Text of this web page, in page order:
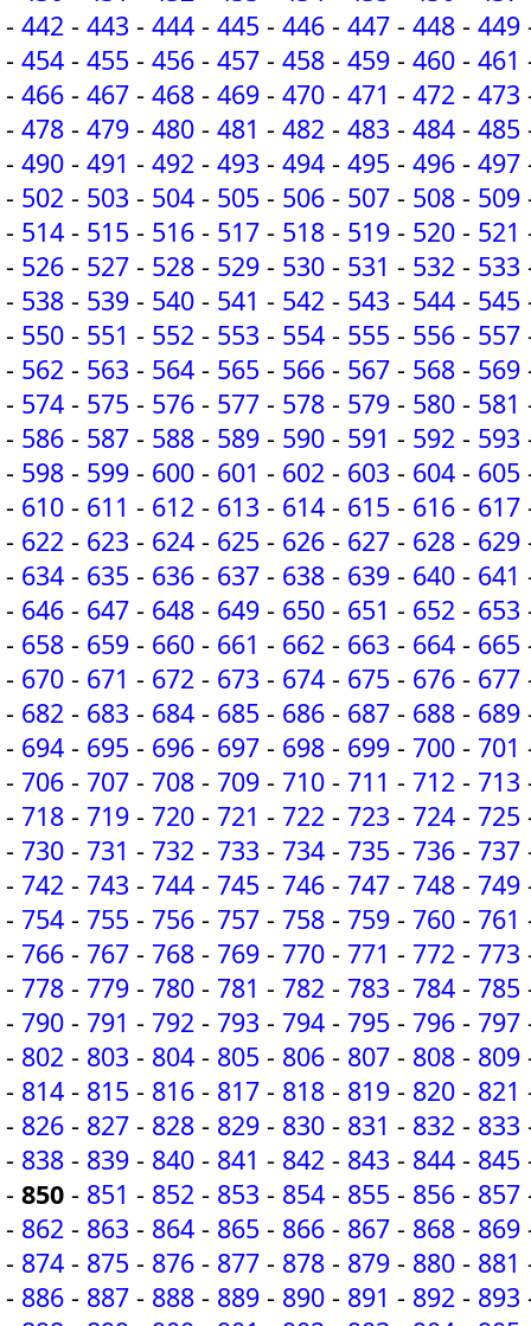
- 442 - 443 - 444 - 445 - 446 - 447 - 448 - 449
- 454 - 455 - 456 - 457 - 458 - 459 - 460 - 461
- 466 - 467 - 468 - 469 - 470 - 471 - 472 - 473
- 478 - 479 - 480 - 481 - 482 - 483 - 484 - 485
- 490 - 491 - 492 - 493 - 494 - 495 - 496 - 497
- 502 - 503 - 504 - 505 - 506 - 507 - 508 - 509
- 514 - 515 - 516 - 517 - 518 - 519 - 520 - 521
- 526 - 527 - 528 - 529 - 530 - 531 - 532 - 533
- 538 - 539 - 540 - 541 - 542 - 543 - 544 - 545
- 550 - 551 - 552 - 553 - 554 - 555 - 556 - 557
- 562 - 563 - 564 - 565 - 566 - 567 - 568 - 569
- 574 - 575 - 576 - 577 - 578 - 579 - 580 - 581
- 586 - 587 - 588 - 589 - 590 - 591 - 592 - 593
- 598 - 599 - 600 - 601 - 602 - 603 - 604 - 605
- 610 - 611 - 612 - 613 - 614 - 615 - 616 - 617
- 622 - 623 - 624 - 625 - 626 - 627 - 628 - 629
- 634 - 635 - 636 - 637 - 638 - 639 - 640 - 641
- 646 - 647 - 648 - 649 - 650 - 651 - 652 - 653
- 658 - 659 - 660 - 661 - 662 - 663 - 664 - 665
- 670 - 671 - 672 - 673 - 674 - 675 - 676 - 677
- 682 - 683 - 684 - 685 - 686 - 687 - 688 - 689
- 694 - 695 - 696 - 697 - 698 - 699 - 700 - 701
- 706 - 707 - 708 - 709 - 710 - 711 - 712 - 713
- 718 - 719 - 720 - 721 - 722 - 723 - 724 - 725
- 730 - 731 - 732 - 733 - 734 - 735 - 736 - 737
- 742 - 743 - 744 - 745 - 746 - 747 - 748 - 749
- 754 - 755 - 756 - 757 - 758 - 759 - 760 - 761
- 766 - 767 - 768 - 769 - 770 - 771 - 772 - 773
- 778 - 779 - 780 - 781 - 782 - 783 - 784 - 785
- 790 - 791 - 792 - 793 - 794 - 795 - 796 - 797
- 802 - 803 - 804 - 805 - 806 - 807 - 808 - 809
- 814 - 815 - 816 - 817 - 818 - 819 - 820 - 821
- 826 - 827 - 828 - 829 - 830 - 831 - 832 - 833
- 838 - 839 - 840 - 841 - 842 - 843 - 844 - 845
- 850 - 851 - 852 - 853 - 854 - 855 - 856 - 857
- 862 - 863 - 864 - 865 - 866 - 867 - 868 - 869
- 874 - 875 - 876 - 877 - 878 - 879 - 880 - 881
- 886 - 887 - 888 - 889 - 890 - 891 - 892 - 893